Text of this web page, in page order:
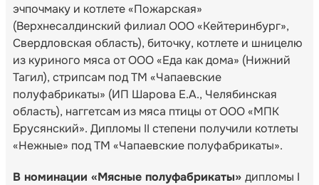
эчпочмаку и котлете «Пожарская»
(Верхнесалдинский филиал ООО «Кейтеринбург»,
Свердловская область), биточку, котлете и шницелю
из куриного мяса от ООО «Еда как дома» (Нижний
Тагил), стрипсам под ТМ «Чапаевские
полуфабрикаты» (ИП Шарова Е.А., Челябинская
область), наггетсам из мяса птицы от ООО «МПК
Брусянский». Дипломы II степени получили котлеты
«Нежные» под ТМ «Чапаевские полуфабрикаты».
В номинации «Мясные полуфабрикаты» дипломы I